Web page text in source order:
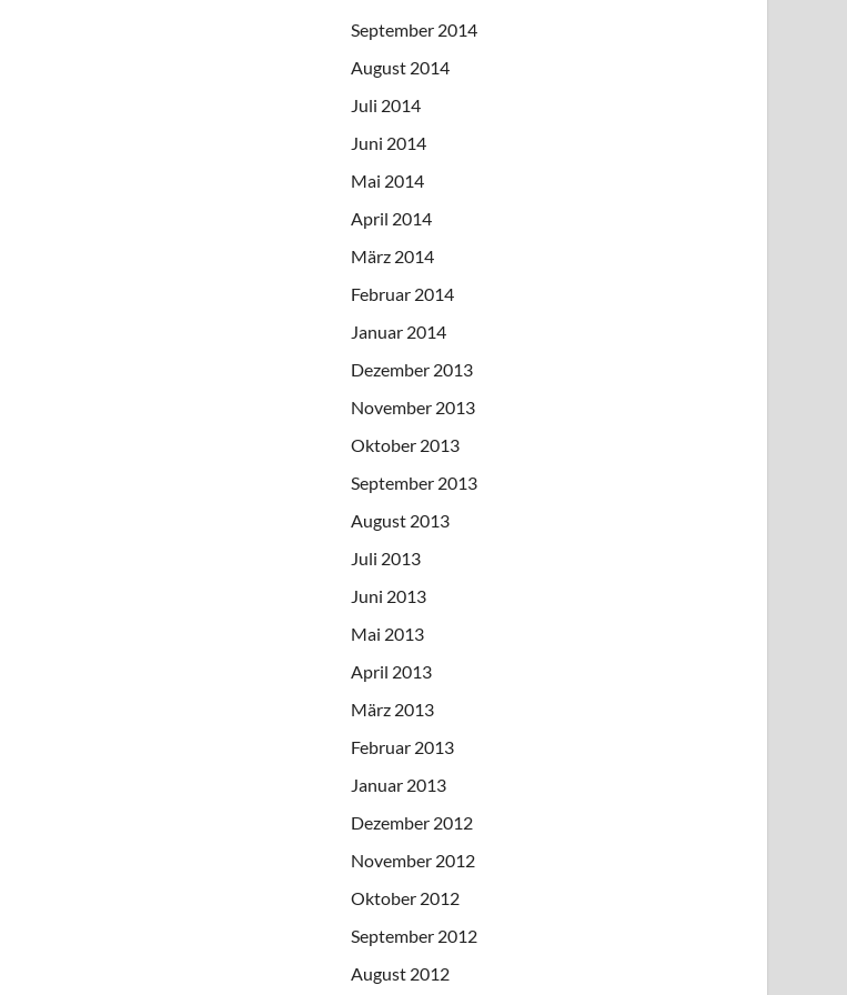
September 2014
August 2014
Juli 2014
Juni 2014
Mai 2014
April 2014
März 2014
Februar 2014
Januar 2014
Dezember 2013
November 2013
Oktober 2013
September 2013
August 2013
Juli 2013
Juni 2013
Mai 2013
April 2013
März 2013
Februar 2013
Januar 2013
Dezember 2012
November 2012
Oktober 2012
September 2012
August 2012